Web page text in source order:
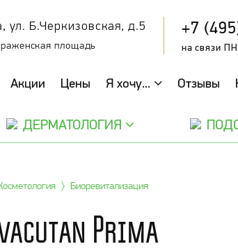
ул. Б.Черкизовская, д.5
площадь
+7
на связи
Акции Цены Я хочу... Отзывы
ДЕРМАТОЛОГИЯ
Биоревитализация
Prima